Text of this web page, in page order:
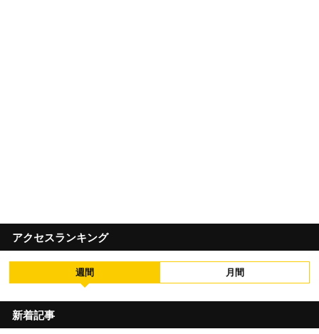
アクセスランキング
週間 月間
新着記事